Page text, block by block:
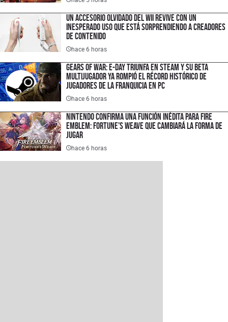
Un accesorio olvidado del Wii revive con un
inesperado uso que está sorprendiendo a creadores
de contenido
hace 6 horas
Gears of War: E-Day triunfa en Steam y su Beta
multijugador ya rompió el récord histórico de
jugadores de la franquicia en PC
hace 6 horas
Nintendo confirma una función inédita para Fire
Emblem: Fortune’s Weave que cambiará la forma de
jugar
hace 6 horas